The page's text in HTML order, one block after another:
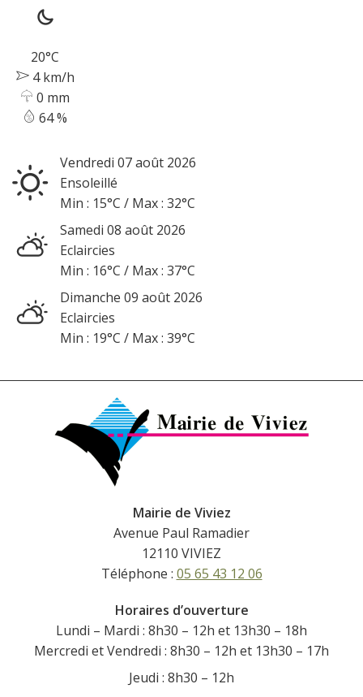
20°C
4 km/h
0 mm
64 %
vendredi 07août 2026
Ensoleillé
Min : 15°C / Max : 32°C
samedi 08 août 2026
Eclaircies
Min : 16°C / Max : 37°C
dimanche 09 août 2026
Eclaircies
Min : 19°C / Max : 39°C
Mairie de Viviez
Avenue Paul Ramadier
12110 VIVIEZ
Téléphone : 05 65 43 12 06
Horaires d’ouverture
Lundi – Mardi : 8h30 – 12h et 13h30 – 18h
Mercredi et Vendredi : 8h30 – 12h et 13h30 – 17h
Jeudi : 8h30 – 12h